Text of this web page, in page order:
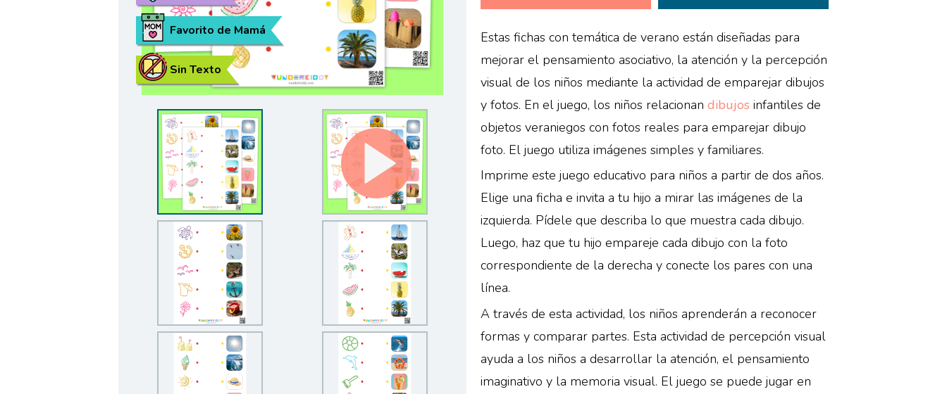
Sin Texto
Favorito de Mamá
Estas fichas con temática de verano están diseñadas para
mejorar el pensamiento asociativo, la atención y la percepción
visual de los niños mediante la actividad de emparejar dibujos
y fotos. En el juego, los niños relacionandibujos infantiles de
objetos veraniegos con fotos reales para emparejar dibujo
foto. El juego utiliza imágenes simples y familiares.
Imprime este juego educativo para niños a partir de dos años.
Elige una ficha e invita a tu hijo a mirar las imágenes de la
izquierda. Pídele que describa lo que muestra cada dibujo.
Luego, haz que tu hijo empareje cada dibujo con la foto
correspondiente de la derecha y conecte los pares con una
línea.
A través de esta actividad, los niños aprenderán a reconocer
formas y comparar partes. Esta actividad de percepción visual
ayuda a los niños a desarrollar la atención, el pensamiento
imaginativo y la memoria visual. El juego se puede jugar en